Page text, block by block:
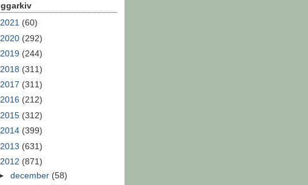
2021 (60)
2020 (292)
2019 (244)
2018 (311)
2017 (311)
2016 (212)
2015 (312)
2014 (399)
2013 (631)
2012 (871)
december (58)